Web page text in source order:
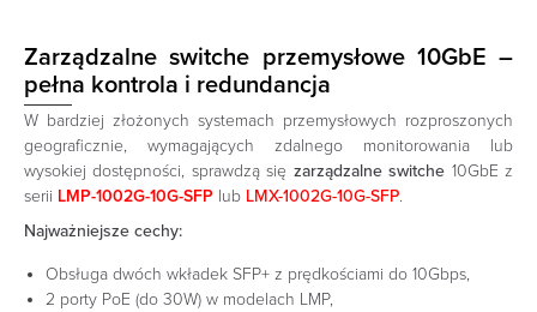
Zarządzalne switche przemysłowe 10GbE –
pełna kontrola i redundancja
W bardziej złożonych systemach przemysłowych rozproszonych
geograficznie, wymagających zdalnego monitorowania lub
wysokiej dostępności, sprawdzą się zarządzalne switche 10GbE z
serii LMP-1002G-10G-SFP lub LMX-1002G-10G-SFP.
Najważniejsze cechy:
Obsługa dwóch wkładek SFP+ z prędkościami do 10Gbps,
2 porty PoE (do 30W) w modelach LMP,